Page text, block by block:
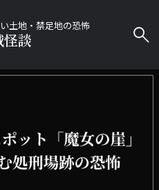
土地・禁足地の恐怖
談